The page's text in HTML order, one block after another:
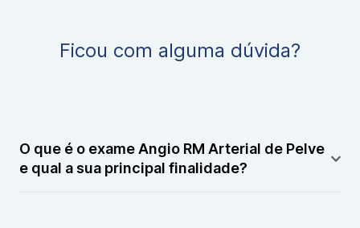
Ficou com alguma dúvida?
O que é o exame Angio RM Arterial de Pelve
e qual a sua principal finalidade?